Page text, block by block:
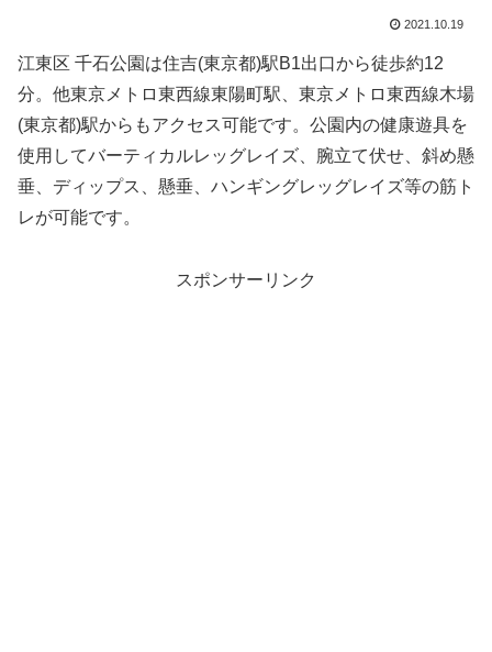
2021.10.19
江東区 千石公園は住吉(東京都)駅B1出口から徒歩約12
分。他東京メトロ東西線東陽町駅、東京メトロ東西線木場
(東京都)駅からもアクセス可能です。公園内の健康遊具を
使用してバーティカルレッグレイズ、腕立て伏せ、斜め懸
垂、ディップス、懸垂、ハンギングレッグレイズ等の筋ト
レが可能です。
スポンサーリンク